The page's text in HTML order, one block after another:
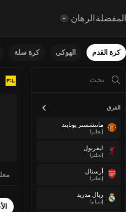
المفضلةالرهان
كرة القدم الهوكي كرة سلة
الفرق
مانتشستر يونايتد
إنجلترا
ليفربول
إنجلترا
أرسنال
إنجلترا
ريال مدريد
إسبانيا